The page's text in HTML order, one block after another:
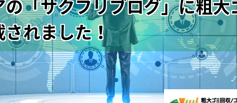
「サクフリブログ」に粗大
れました！